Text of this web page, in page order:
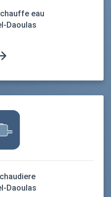
eau
Daoulas
Daoulas